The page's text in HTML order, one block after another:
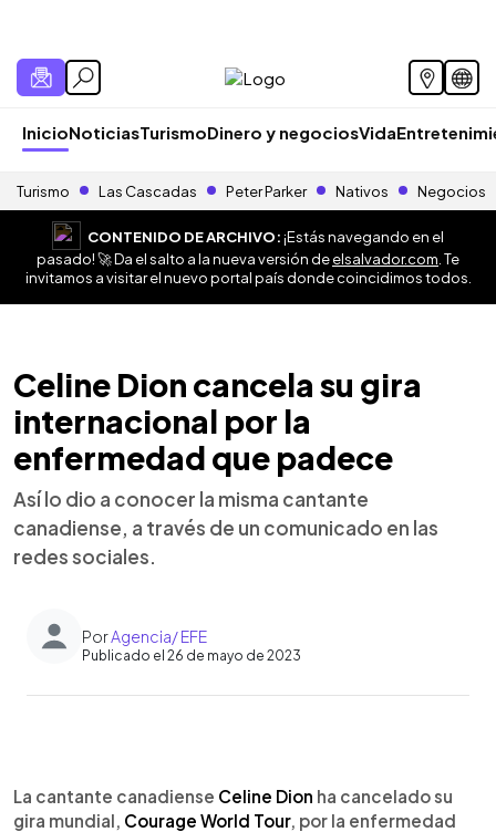
InicioNoticiasTurismoDinero y negociosVida
Turismo Las Cascadas Peter Parker Nativos Negocios
CONTENIDO DE ARCHIVO:¡Estás navegando en el
pasado! 🚀 Da el salto a la nueva versión deelsalvador.com . Te
invitamos a visitar el nuevo portal país donde coincidimos todos.
Celine Dion cancela su gira
internacional por la
enfermedad que padece
Así lo dio a conocer la misma cantante
canadiense, a través de un comunicado en las
redes sociales.
PorAgencia/ EFE
Publicado el 26 de mayo de 2023
► Escuchar artículo
La cantante canadiense Celine Dion ha cancelado su
gira mundial, Courage World Tour, por la enfermedad